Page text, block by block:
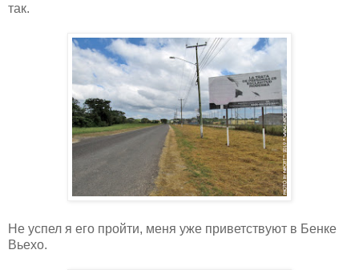
так.
Не успел я его пройти, меня уже приветствуют в Бенке
Вьехо.